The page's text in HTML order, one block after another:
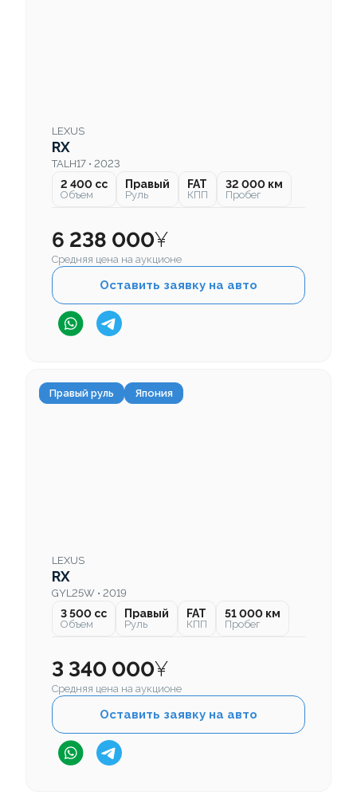
LEXUS
RX
TALH17 • 2023
2 400 cc
Объем
Правый
Руль
FAT
КПП
32 000 км
Пробег
6 238 000¥
Средняя цена на аукционе
Оставить заявку на авто
Правый руль Япония
LEXUS
RX
GYL25W • 2019
3 500 cc
Объем
Правый
Руль
FAT
КПП
51 000 км
Пробег
3 340 000¥
Средняя цена на аукционе
Оставить заявку на авто